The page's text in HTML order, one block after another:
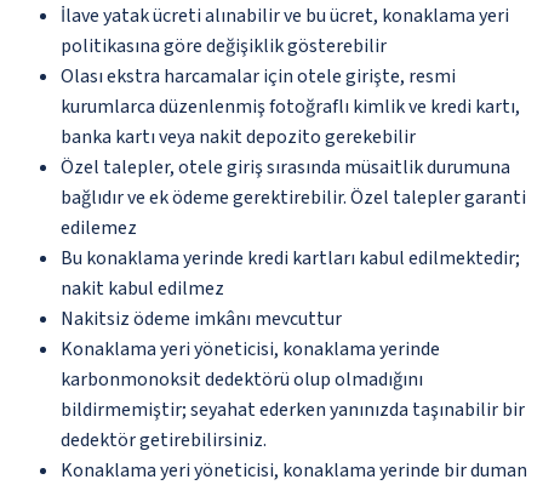
İlave yatak ücreti alınabilir ve bu ücret, konaklama yeri
politikasına göre değişiklik gösterebilir
Olası ekstra harcamalar için otele girişte, resmi
kurumlarca düzenlenmiş fotoğraflı kimlik ve kredi kartı,
banka kartı veya nakit depozito gerekebilir
Özel talepler, otele giriş sırasında müsaitlik durumuna
bağlıdır ve ek ödeme gerektirebilir. Özel talepler garanti
edilemez
Bu konaklama yerinde kredi kartları kabul edilmektedir;
nakit kabul edilmez
Nakitsiz ödeme imkânı mevcuttur
Konaklama yeri yöneticisi, konaklama yerinde
karbonmonoksit dedektörü olup olmadığını
bildirmemiştir; seyahat ederken yanınızda taşınabilir bir
dedektör getirebilirsiniz.
Konaklama yeri yöneticisi, konaklama yerinde bir duman